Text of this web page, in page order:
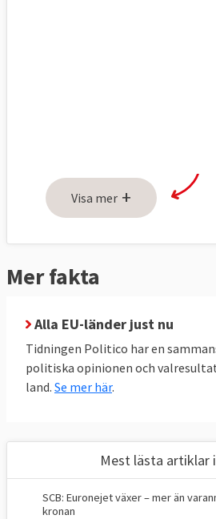
Visa mer +
Mer fakta
Alla EU-länder just nu
Tidningen Politico har en
politiska opinionen och
land. Se mer här.
Mest lästa artiklar
SCB: Euronejet växer – mer än
kronan